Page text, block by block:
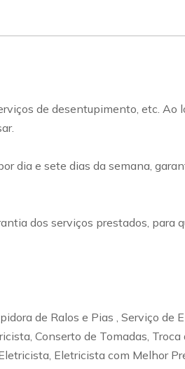
de desentupimento, etc. Ao
dia e sete dias da semana,
dos serviços prestados, para
de Ralos e Pias , Serviço de
Conserto de Tomadas,
Eletricista com Melhor